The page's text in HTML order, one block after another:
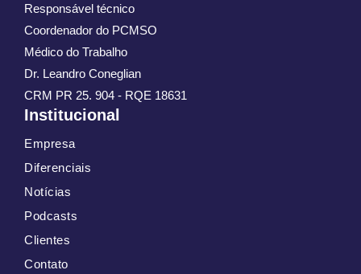
Responsável técnico
Coordenador do PCMSO
Médico do Trabalho
Dr. Leandro Coneglian
CRM PR 25. 904 - RQE 18631
Institucional
Empresa
Diferenciais
Notícias
Podcasts
Clientes
Contato